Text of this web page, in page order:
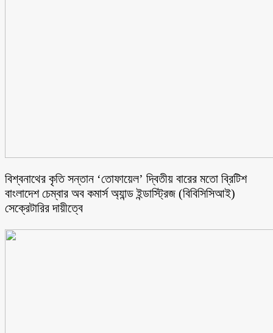
বিশ্বনাথের কৃতি সন্তান ‘তোফায়েল’ দ্বিতীয় বারের মতো ব্রিটিশ
বাংলাদেশ চেম্বার অব কমার্স অ্যান্ড ইন্ডাস্ট্রিজ (বিবিসিসিআই)
সেক্রেটারির দায়ীত্বে